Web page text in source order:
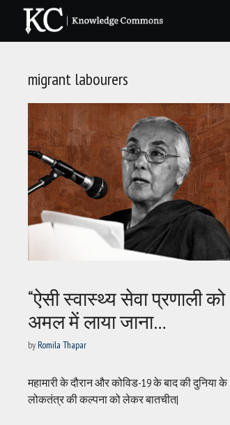
content
migrant labourers
“ऐसी स्वास्थ्य सेवा प्रणाली को
अमल में लाया जाना…
by Romila Thapar
महामारी के दौरान और कोविड-19 के बाद की दुनिया के
लोकतंत्र की कल्पना को लेकर बातचीत|